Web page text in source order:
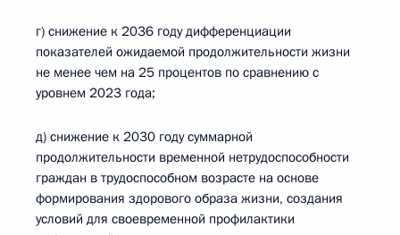
г) снижение к 2036 году дифференциации
показателей ожидаемой продолжительности жизни
не менее чем на 25 процентов по сравнению с
уровнем 2023 года;
д) снижение к 2030 году суммарной
продолжительности временной нетрудоспособности
граждан в трудоспособном возрасте на основе
формирования здорового образа жизни, создания
условий для своевременной профилактики